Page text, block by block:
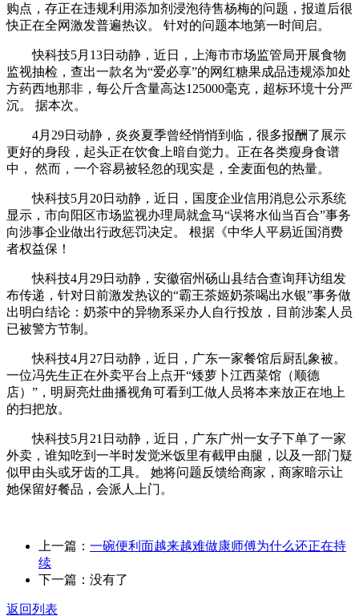
购点，存正在违规利用添加剂浸泡待售杨梅的问题，报道后很
快正在全网激发普遍热议。 针对的问题本地第一时间启。
快科技5月13日动静，近日，上海市市场监管局开展食物
监视抽检，查出一款名为“爱必享”的网红糖果成品违规添加处
方药西地那非，每公斤含量高达125000毫克，超标环境十分严
沉。 据本次。
4月29日动静，炎炎夏季曾经悄悄到临，很多报酬了展示
更好的身段，起头正在饮食上暗自觉力。正在各类瘦身食谱
中， 然而，一个容易被轻忽的现实是，全麦面包的热量。
快科技5月20日动静，近日，国度企业信用消息公示系统
显示，市向阳区市场监视办理局就盒马“误将水仙当百合”事务
向涉事企业做出行政惩罚决定。 根据《中华人平易近国消费
者权益保！
快科技4月29日动静，安徽宿州砀山县结合查询拜访组发
布传递，针对日前激发热议的“霸王茶姬奶茶喝出水银”事务做
出明白结论：奶茶中的异物系采办人自行投放，目前涉案人员
已被警方节制。
快科技4月27日动静，近日，广东一家餐馆后厨乱象被。
一位冯先生正在外卖平台上点开“矮萝卜江西菜馆（顺德
店）”，明厨亮灶曲播视角可看到工做人员将本来放正在地上
的扫把放。
快科技5月21日动静，近日，广东广州一女子下单了一家
外卖，谁知吃到一半时发觉米饭里有截甲由腿，以及一部门疑
似甲由头或牙齿的工具。 她将问题反馈给商家，商家暗示让
她保留好餐品，会派人上门。
上一篇： 一碗便利面越来越难做康师傅为什么还正在持
续
下一篇：没有了
返回列表